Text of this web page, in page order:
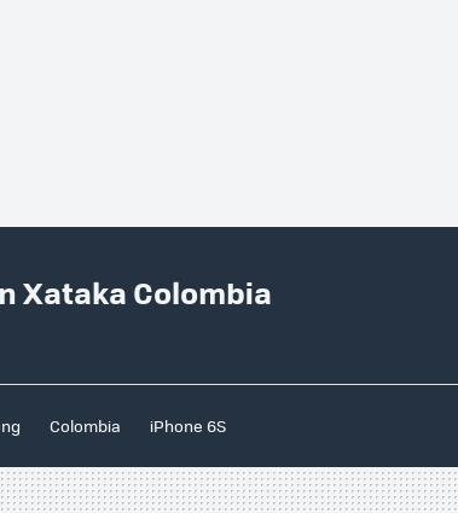
Xataka Colombia
Colombia iPhone 6S